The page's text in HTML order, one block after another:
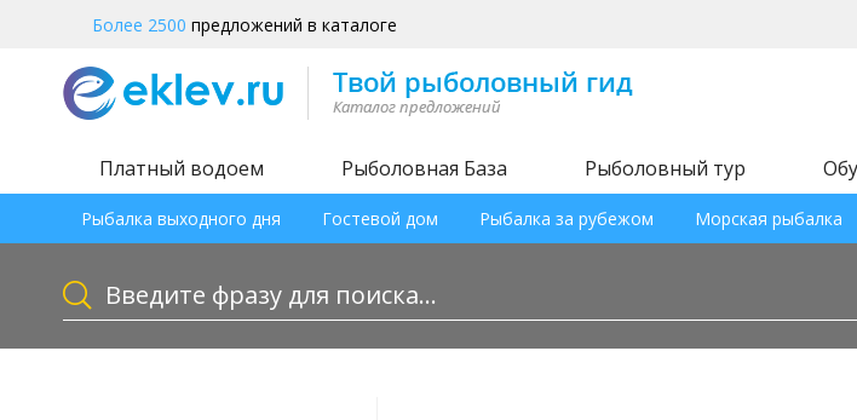
Более 2500 предложений в каталоге
Платный водоем Рыболовная База Рыболовный тур
Рыбалка выходного дня Гостевой дом Рыбалка за рубежом Морская рыбалка